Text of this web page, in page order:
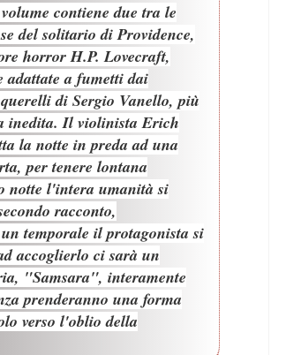
contiene due tra le
del solitario di Providence,
horror H.P. Lovecraft,
adattate a fumetti dai
di Sergio Vanello, più
inedita. Il violinista Erich
la notte in preda ad una
per tenere lontana
notte l'intera umanità si
racconto,
temporale il protagonista si
accoglierlo ci sarà un
"Samsara", interamente
prenderanno una forma
verso l'oblio della